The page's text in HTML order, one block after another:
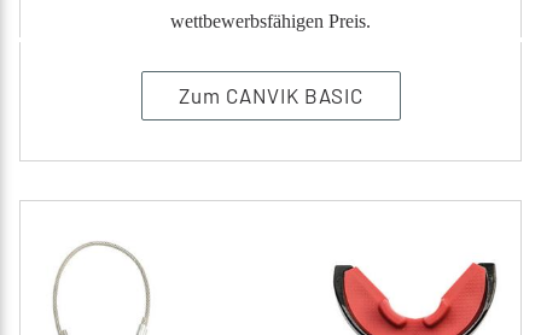
wettbewerbsfähigen Preis.
Zum CANVIK BASIC